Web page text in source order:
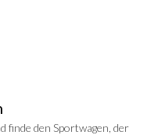
finde den Sportwagen, der